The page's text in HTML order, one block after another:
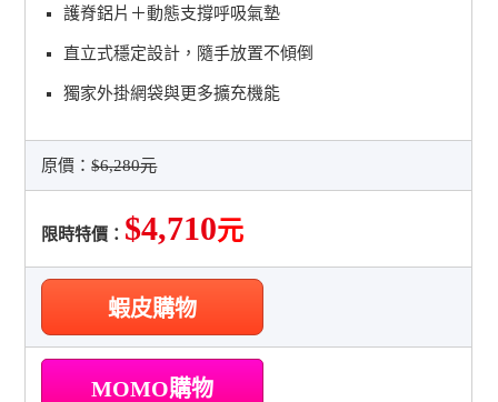
護脊鋁片＋動態支撐呼吸氣墊
直立式穩定設計，隨手放置不傾倒
獨家外掛網袋與更多擴充機能
原價：$6,280元
限時特價： $4,710元
蝦皮購物
MOMO購物